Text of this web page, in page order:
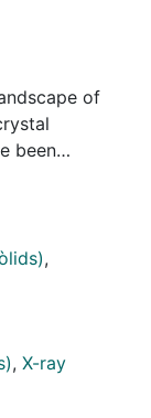
of
been
stability
solvates
and
and
SCHCl3-H2O
,
, X-ray